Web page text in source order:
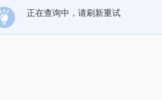
正在查询中，请刷新重试